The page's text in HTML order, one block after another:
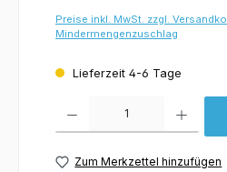
Preise inkl. MwSt. zzgl.
Mindermengenzuschlag
Lieferzeit 4-6 Tage
Zum Merkzettel hinzufügen